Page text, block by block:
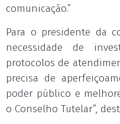
comunicação.”
Para o presidente da
necessidade de
protocolos de
precisa de
poder público e
o Conselho Tutelar”,